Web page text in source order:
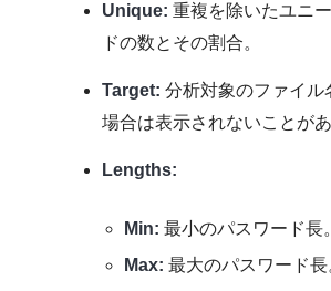
Unique: 重複を除いたユニ
ドの数とその割合。
Target: 分析対象のファイル
場合は表示されないことがあ
Lengths:
Min: 最小のパスワード長。
Max: 最大のパスワード長